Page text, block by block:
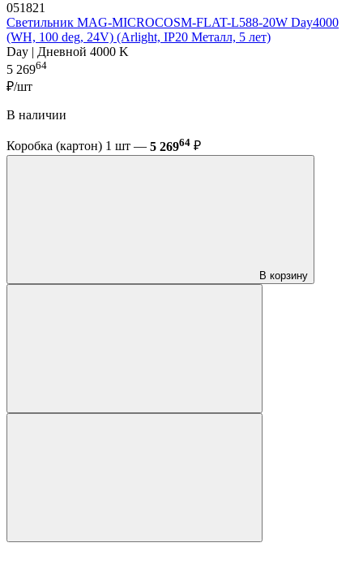
051821
Светильник MAG-MICROCOSM-FLAT-L588-20W Day4000
(WH, 100 deg, 24V) (Arlight, IP20 Металл, 5 лет)
Day | Дневной 4000 K
5 26964
₽/шт
В наличии
Коробка (картон) 1 шт — 5 26964 ₽
В корзину